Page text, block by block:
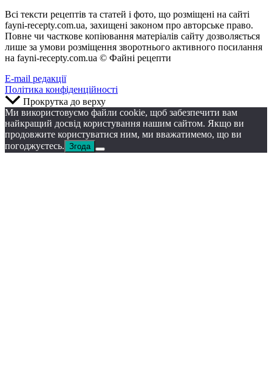
Всі тексти рецептів та статей і фото, що розміщені на сайті
fayni-recepty.com.ua, захищені законом про авторське право.
Повне чи часткове копіювання матеріалів сайту дозволяється
лише за умови розміщення зворотнього активного посилання
на fayni-recepty.com.ua © Файні рецепти
E-mail редакції
Політика конфіденційності
Прокрутка до верху
Ми використовуємо файли cookie, щоб забезпечити вам
найкращий досвід користування нашим сайтом. Якщо ви
продовжите користуватися ним, ми вважатимемо, що ви
погоджуєтесь. Згода